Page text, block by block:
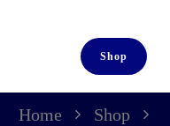
Shop
Home
Shop